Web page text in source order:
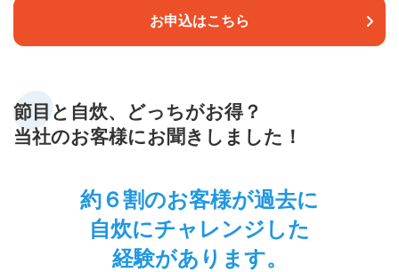
お申込はこちら
節目と自炊、どっちがお得？
当社のお客様にお聞きしました！
約６割のお客様が過去に
自炊にチャレンジした
経験があります。